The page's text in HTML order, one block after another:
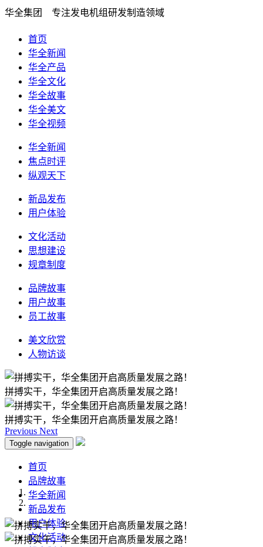
华全集团 专注发电机组研发制造领域
首页
华全新闻
华全产品
华全文化
华全故事
华全美文
华全视频
华全新闻
焦点时评
纵观天下
新品发布
用户体验
文化活动
思想建设
规章制度
品牌故事
用户故事
员工故事
美文欣赏
人物访谈
拼搏实干，华全集团开启高质量发展之路！
拼搏实干，华全集团开启高质量发展之路！
Previous Next
Toggle navigation
首页
品牌故事
华全新闻
新品发布
用户体验
文化活动